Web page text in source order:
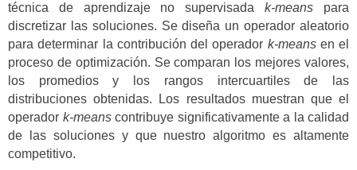
técnica de aprendizaje no supervisadak-means para
discretizar las soluciones. Se diseña un operador aleatorio
para determinar la contribución del operador k-meansen el
proceso de optimización. Se comparan los mejores valores,
los promedios y los rangos intercuartiles de las
distribuciones obtenidas. Los resultados muestran que el
operador k-meanscontribuye significativamente a la calidad
de las soluciones y que nuestro algoritmo es altamente
competitivo.